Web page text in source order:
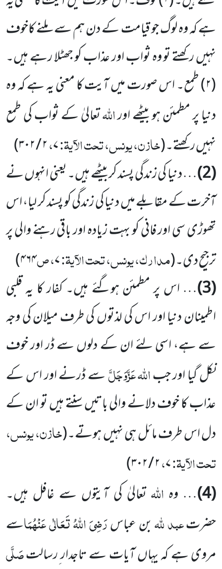
ہے کہ وہ لوگ جو قیامت کے دن ہم سے ملنے کاخوف
نہیں رکھتے تو وہ ثواب اور عذاب کو جھٹلا رہے ہیں۔
(۲) طمع۔ اس صورت میں آیت کا معنی یہ ہے کہ وہ
دنیا پر مطمئن ہو بیٹھے اوراللہتعالیٰ کے ثواب کی طمع
نہیں رکھتے۔(خازن، یونس، تحت الآیۃ:۷،۲ / ۳۰۲
)
(2) … دنیا کی زندگی پسند کر بیٹھے ہیں۔ یعنی انہوں نے
آخرت کے مقابلے میں دنیا کی زندگی کو پسند کر لیا، اس
تھوڑی سی اور فانی کو بہت زیادہ اور باقی رہنے والی پر
ترجیح دی۔(مدارک، یونس، تحت الآیۃ:۷، ص۴۶۴)
(3) … اس پر مطمئن ہوگئے ہیں۔ کفار کا یہ قلبی
اطمینان دنیا اور اس کی لذتوں کی طرف میلان کی وجہ
سے ہے، اسی لئے ان کے دلوں سے ڈر اور خوف
نکل گیا اور جباللہعَزَّوَجَلَّسے ڈرنے اور اس کے
عذاب کا خوف دلانے والی باتیں سنتے ہیں تو ان کے
دل اس طرف مائل ہی نہیں ہوتے۔(خازن، یونس،
تحت الآیۃ:۷،۲ / ۳۰۲
)
(4) … وہ اللہتعالیٰ کی آیتوں سے غافل ہیں۔
حضرتعبد للہبن عباسرَضِیَ اللہُ تَعَالٰی عَنْہُمَاسے
مروی ہے کہ یہاں آیات سے تاجدار ِرسالتصَلَّی